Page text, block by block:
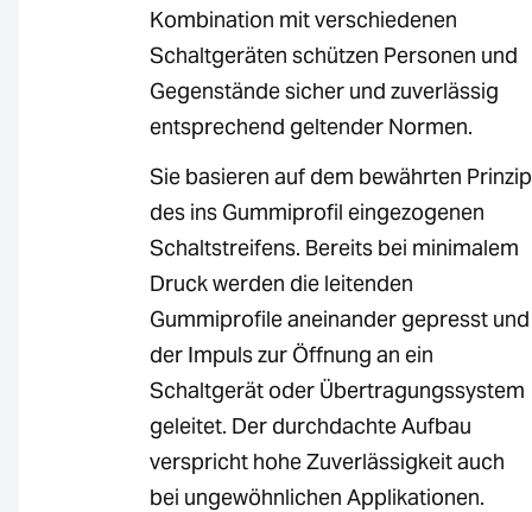
Kombination mit verschiedenen
Schaltgeräten schützen Personen und
Gegenstände sicher und zuverlässig
entsprechend geltender Normen.
Sie basieren auf dem bewährten Prinzip
des ins Gummiprofil eingezogenen
Schaltstreifens. Bereits bei minimalem
Druck werden die leitenden
Gummiprofile aneinander gepresst und
der Impuls zur Öffnung an ein
Schaltgerät oder Übertragungssystem
geleitet. Der durchdachte Aufbau
verspricht hohe Zuverlässigkeit auch
bei ungewöhnlichen Applikationen.